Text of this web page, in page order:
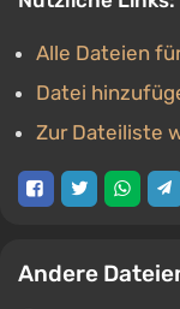
Alle Dateien
Datei
Zur Dateiliste
Andere